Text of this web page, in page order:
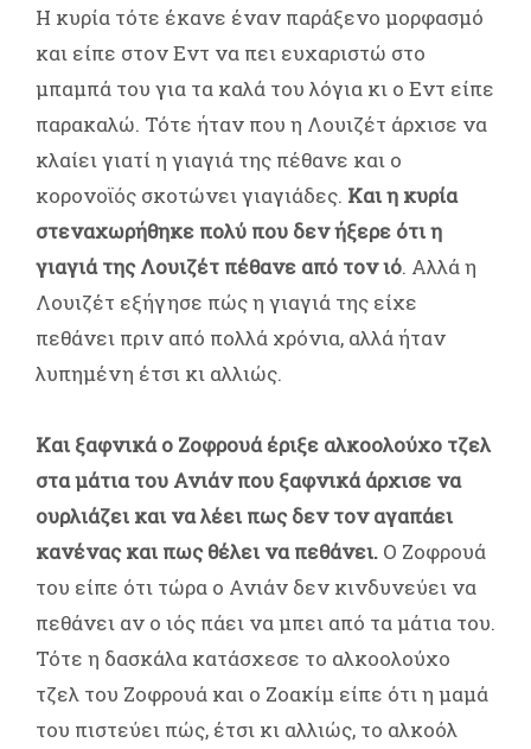
Η κυρία τότε έκανε έναν παράξενο μορφασμό
και είπε στον Εντ να πει ευχαριστώ στο
μπαμπά του για τα καλά του λόγια κι ο Εντ είπε
παρακαλώ. Τότε ήταν που η Λουιζέτ άρχισε να
κλαίει γιατί η γιαγιά της πέθανε και ο
κορονοϊός σκοτώνει γιαγιάδες. Και η κυρία
στεναχωρήθηκε πολύ που δεν ήξερε ότι η
γιαγιά της Λουιζέτ πέθανε από τον ιό. Αλλά η
Λουιζέτ εξήγησε πώς η γιαγιά της είχε
πεθάνει πριν από πολλά χρόνια, αλλά ήταν
λυπημένη έτσι κι αλλιώς.
Και ξαφνικά ο Ζοφρουά έριξε αλκοολούχο τζελ
στα μάτια του Ανιάν που ξαφνικά άρχισε να
ουρλιάζει και να λέει πως δεν τον αγαπάει
κανένας και πως θέλει να πεθάνει. Ο Ζοφρουά
του είπε ότι τώρα ο Ανιάν δεν κινδυνεύει να
πεθάνει αν ο ιός πάει να μπει από τα μάτια του.
Τότε η δασκάλα κατάσχεσε το αλκοολούχο
τζελ του Ζοφρουά και ο Ζοακίμ είπε ότι η μαμά
του πιστεύει πώς, έτσι κι αλλιώς, το αλκοόλ